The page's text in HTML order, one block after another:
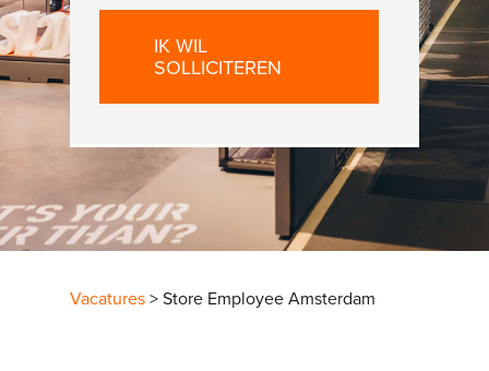
IK WIL
SOLLICITEREN
Vacatures > Store Employee Amsterdam